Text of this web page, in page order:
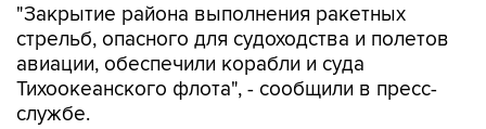
"Закрытие района выполнения ракетных
стрельб, опасного для судоходства и полетов
авиации, обеспечили корабли и суда
Тихоокеанского флота", - сообщили в пресс-
службе.